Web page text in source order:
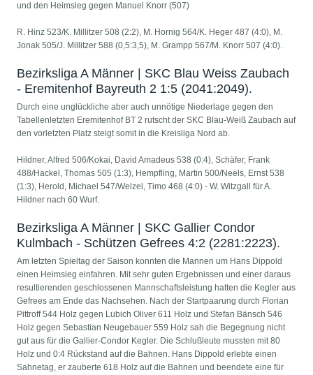
und den Heimsieg gegen Manuel Knorr (507)
R. Hinz 523/K. Millitzer 508 (2:2), M. Hornig 564/K. Heger 487 (4:0), M.
Jonak 505/J. Millitzer 588 (0,5:3,5), M. Grampp 567/M. Knorr 507 (4:0).
Bezirksliga A Männer | SKC Blau Weiss Zaubach
- Eremitenhof Bayreuth 2 1:5 (2041:2049).
Durch eine unglückliche aber auch unnötige Niederlage gegen den
Tabellenletzten Eremitenhof BT 2 rutscht der SKC Blau-Weiß Zaubach auf
den vorletzten Platz steigt somit in die Kreisliga Nord ab.
Hildner, Alfred 506/Kokai, David Amadeus 538 (0:4), Schäfer, Frank
488/Hackel, Thomas 505 (1:3), Hempfling, Martin 500/Neels, Ernst 538
(1:3), Herold, Michael 547/Welzel, Timo 468 (4:0) - W. Witzgall für A.
Hildner nach 60 Wurf.
Bezirksliga A Männer | SKC Gallier Condor
Kulmbach - Schützen Gefrees 4:2 (2281:2223).
Am letzten Spieltag der Saison konnten die Mannen um Hans Dippold
einen Heimsieg einfahren. Mit sehr guten Ergebnissen und einer daraus
resultierenden geschlossenen Mannschaftsleistung hatten die Kegler aus
Gefrees am Ende das Nachsehen. Nach der Startpaarung durch Florian
Pittroff 544 Holz gegen Lubich Oliver 611 Holz und Stefan Bänsch 546
Holz gegen Sebastian Neugebauer 559 Holz sah die Begegnung nicht
gut aus für die Gallier-Condor Kegler. Die Schlußleute mussten mit 80
Holz und 0:4 Rückstand auf die Bahnen. Hans Dippold erlebte einen
Sahnetag, er zauberte 618 Holz auf die Bahnen und beendete eine für